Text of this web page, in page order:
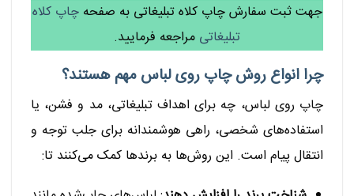
جهت ثبت سفارش چاپ کلاه تبلیغاتی به صفحهچاپ کلاه
تبلیغاتی مراجعه فرمایید.
چرا انواع روش چاپ روی لباس مهم هستند؟
چاپ روی لباس، چه برای اهداف تبلیغاتی، مد و فشن، یا
استفاده‌های شخصی، راهی هوشمندانه برای جلب توجه و
انتقال پیام است. این روش‌ها به برندها کمک می‌کنند تا: